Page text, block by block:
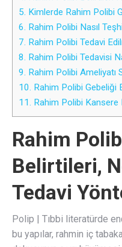
5. Kimlerde Rahim Polibi
6. Rahim Polibi Nasıl
7. Rahim Polibi Tedavi
8. Rahim Polibi Tedavisi
9. Rahim Polibi Ameliyatı
10. Rahim Polibi Gebeliği
11. Rahim Polibi Kansere
Rahim
Belirtileri,
Tedavi
Polip | Tıbbi literatürde
bu yapılar, rahmin iç